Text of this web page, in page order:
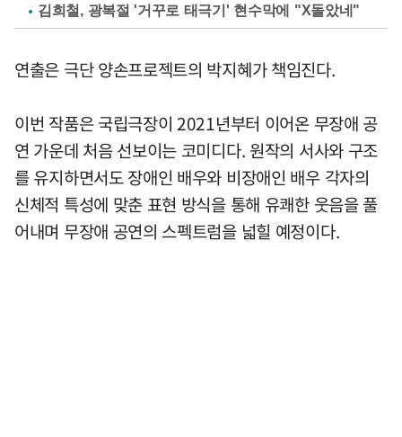
김희철, 광복절 '거꾸로 태극기' 현수막에 "X돌았네"
연출은 극단 양손프로젝트의 박지혜가 책임진다.
이번 작품은 국립극장이 2021년부터 이어온 무장애 공
연 가운데 처음 선보이는 코미디다. 원작의 서사와 구조
를 유지하면서도 장애인 배우와 비장애인 배우 각자의
신체적 특성에 맞춘 표현 방식을 통해 유쾌한 웃음을 풀
어내며 무장애 공연의 스펙트럼을 넓힐 예정이다.